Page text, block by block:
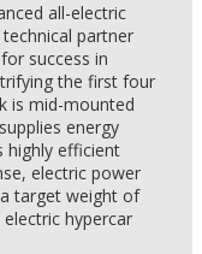
all-electric
partner
success in
the first four
is mid-mounted
energy
highly efficient
electric power
target weight of
hypercar